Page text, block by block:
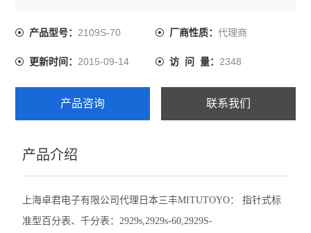
瑞士TETKO
横河YOKOGAWA
赛发SEFAR
新宝SHIMPO
查看全部 >>
关键词：MITUTOYO千分表2109S-70，三丰千分表2109S-
产品型号：2109S-70 厂商性质： 代理商
更新时间：2015-09-14 访 问 量： 2348
产品咨询 联系我们
产品介绍
上海卓君电子有限公司代理日本三丰MITUTOYO：
指针式标
准型百分表、千分表：2929s,2929s-60,2929S-